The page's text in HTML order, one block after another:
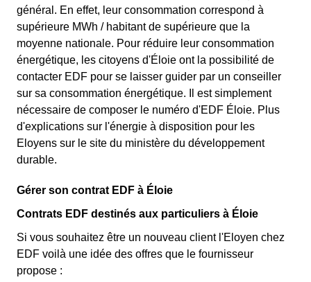
général. En effet, leur consommation correspond à
supérieure MWh / habitant de supérieure que la
moyenne nationale. Pour réduire leur consommation
énergétique, les citoyens d'Éloie ont la possibilité de
contacter EDF pour se laisser guider par un conseiller
sur sa consommation énergétique. Il est simplement
nécessaire de composer le numéro d'EDF Éloie. Plus
d'explications sur l'énergie à disposition pour les
Eloyens sur le site du ministère du développement
durable.
Gérer son contrat EDF à Éloie
Contrats EDF destinés aux particuliers à Éloie
Si vous souhaitez être un nouveau client l'Eloyen chez
EDF voilà une idée des offres que le fournisseur
propose :